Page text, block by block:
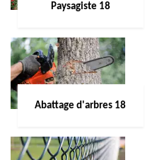
Paysagiste 18
Abattage d'arbres 18